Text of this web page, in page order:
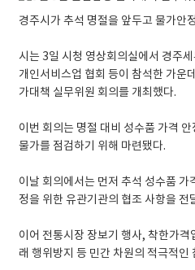
경주시가 추석 명절을 앞두고 물가안
시는 3일 시청 영상회의실에서 경주
개인서비스업 협회 등이 참석한 가운
가대책 실무위원 회의를 개최했다.
이번 회의는 명절 대비 성수품 가격
물가를 점검하기 위해 마련됐다.
이날 회의에서는 먼저 추석 성수품
정을 위한 유관기관의 협조 사항을 전
이어 전통시장 장보기 행사, 착한가격
래 행위방지 등 민간 차원의 적극적인